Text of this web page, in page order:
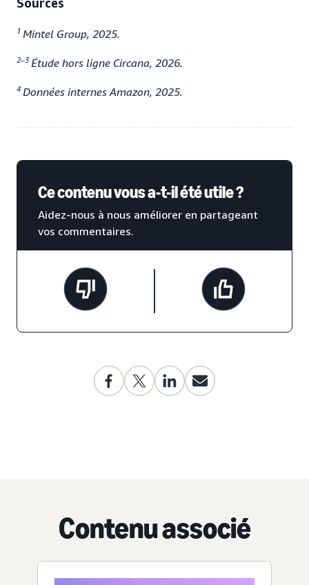
Sources
1 Mintel Group, 2025.
2–3 Étude hors ligne Circana, 2026.
4 Données internes Amazon, 2025.
Ce contenu vous a-t-il été utile ?
Aidez-nous à nous améliorer en partageant
vos commentaires.
Contenu associé